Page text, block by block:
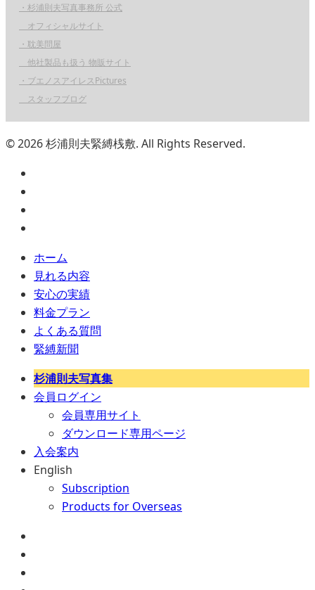
・杉浦則夫写真事務所 公式
オフィシャルサイト
・耽美問屋
他社製品も扱う 物販サイト
・ブエノスアイレスPictures
スタッフブログ
© 2026 杉浦則夫緊縛桟敷. All Rights Reserved.
ホーム
見れる内容
安心の実績
料金プラン
よくある質問
緊縛新聞
杉浦則夫写真集
会員ログイン
会員専用サイト
ダウンロード専用ページ
入会案内
English
Subscription
Products for Overseas